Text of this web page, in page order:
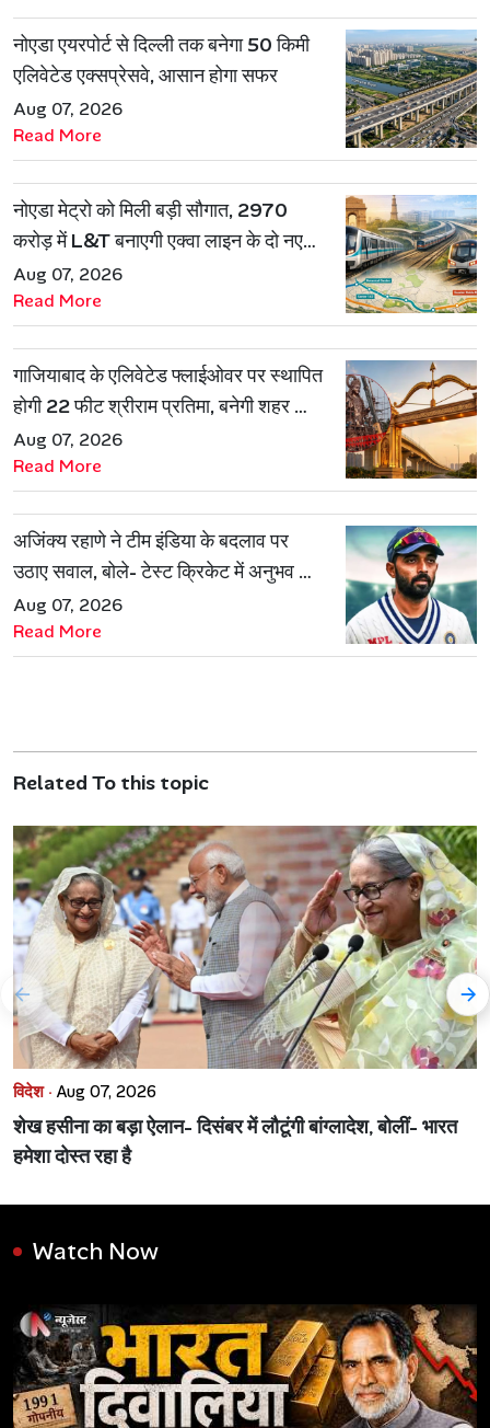
नोएडा एयरपोर्ट से दिल्ली तक बनेगा 50 किमी
एलिवेटेड एक्सप्रेसवे, आसान होगा सफर
Aug 07, 2026
Read More
नोएडा मेट्रो को मिली बड़ी सौगात, 2970
करोड़ में L&T बनाएगी एक्वा लाइन के दो नए
रूट
Aug 07, 2026
Read More
गाजियाबाद के एलिवेटेड फ्लाईओवर पर स्थापित
होगी 22 फीट श्रीराम प्रतिमा, बनेगी शहर की
नई पहचान
Aug 07, 2026
Read More
अजिंक्य रहाणे ने टीम इंडिया के बदलाव पर
उठाए सवाल, बोले- टेस्ट क्रिकेट में अनुभव की
जरूरत हमेशा रहेगी
Aug 07, 2026
Read More
Related To this topic
विदेश · Aug 07, 2026
शेख हसीना का बड़ा ऐलान- दिसंबर में लौटूंगी बांग्लादेश, बोलीं- भारत
हमेशा दोस्त रहा है
Watch Now